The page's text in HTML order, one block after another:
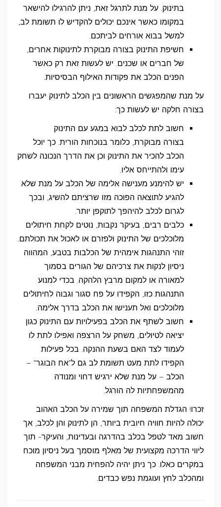
בתינוק. על מנת לתרגל זאת, ניתן להרגילו להישאר
במקומו כאשר אינכם יכולים להקדיש לו תשומת לב,
למשל בבוא אורחים לביתכם.
חשיפת התינוק בצורה מבוקרת לתינוקות אחרים,
של חברים או שכנים. יש לעשות זאת רק כאשר
הפנים הכלב את פקודות האילוף הבסיסיות.
על מנת שהמפגשים הראשונים בין הכלב לתינוק יעברו
בצורה חלקה יש לעשות כך:
חשוב לתת לכלב לבוא במגע עם התינוק
בצורה מבוקרת, כלומר בנוכחות הורית. כך יוכל
הכלב להכיר את התינוק וכן את הדרך הנכונה לשחק
עימו ולהתייחס אליו.
יש להימנע מענישה אלימה של הכלב על מנת שלא
להגיע לתוצאה הפוכה מזו שרציתם להשיג, ובכך
לגרום לכלב להיהפך לתוקפן יותר.
כלבים רבים, בעיקר נקבות, נוטים לקחת חיתולים
מלוכלכים של התינוק ולפזרם או לאכול את תכולתם.
זוהי התנהגות אימהית של הכלבות בטבע, המהווה
ניסיון לנקות את צרכיהם של הגורים בסמוך
למאורה או למקום מרבץ הלהקה. בכדי למנוע
התנהגות כזו, הקפידו על פח סגור וגבוה לחיתולים
מלוכלכים ואל תענישו את הכלב בדרך אלימה.
חשוב לשתף את הכלב בפעילויות עם התינוק כגון
יציאה לטיולים, משחק על הרצפה ואפילו לתת לו
לעמוד לצד האם בשעת ההנקה. בכל פעילות
הקפידו לתת מעט תשומת לב גם ל"אח הבוגר" –
הכלב – על מנת שלא ירגיש דחוי ומנודה
מהמשפחתיות לה הורגל.
זכרו! הגדלת המשפחה תוך שמירה על הכלב האהוב
יכולה להיות חוויה חיובית ביותר, הן לתינוק והן לכלב, אך
חשוב מאד לטפל בכלב בהדרגה ובעדינות, והעיקר- תוך
ליווי הדרכה מקצועית של מאלף מוסמך בעל ניסיון מוכח
במקרים כאלו. כך ניתן יהיה להפחית מבני המשפחה
ומהכלב לחץ ועוגמת נפש כבדים.